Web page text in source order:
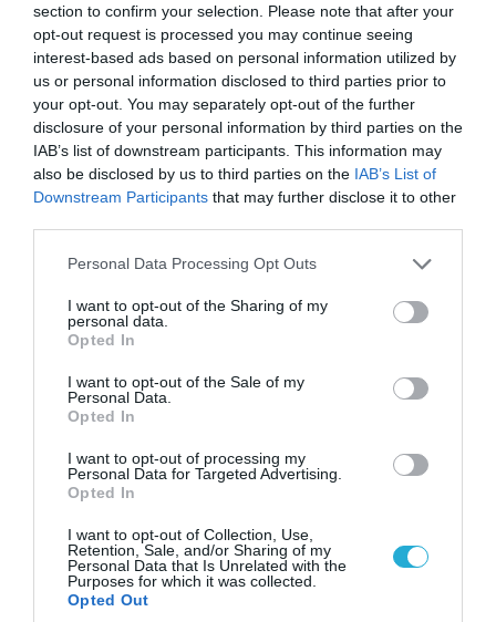
section to confirm your selection. Please note that after your
opt-out request is processed you may continue seeing
interest-based ads based on personal information utilized by
us or personal information disclosed to third parties prior to
your opt-out. You may separately opt-out of the further
disclosure of your personal information by third parties on the
IAB’s list of downstream participants. This information may
also be disclosed by us to third parties on the IAB’s List of
Downstream Participants that may further disclose it to other
Please note that this website/app uses one or more Google
not limited to your visit or usage behaviour. You may click to
grant or deny consent to Google and its third-party tags to
use your data for below specified purposes in below Google
consent section.
Personal Data Processing Opt Outs
I want to opt-out of the Sharing of my
personal data.
Opted In
I want to opt-out of the Sale of my
Personal Data.
Opted In
I want to opt-out of processing my
Personal Data for Targeted Advertising.
Opted In
I want to opt-out of Collection, Use,
Retention, Sale, and/or Sharing of my
Personal Data that Is Unrelated with the
Purposes for which it was collected.
Opted Out
ΠΟΛΙΤΙΚΗ
04.08.2026 | 15:02
Αυτή την ώρα το τελευταίο «αντίο» στον πρώην
υπουργό Ι.Βαρβιτσιώτη (φωτο)